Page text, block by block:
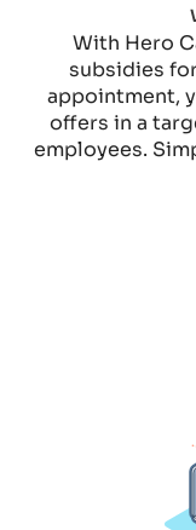
With Hero
subsidies
appointment,
offers in a
employees.